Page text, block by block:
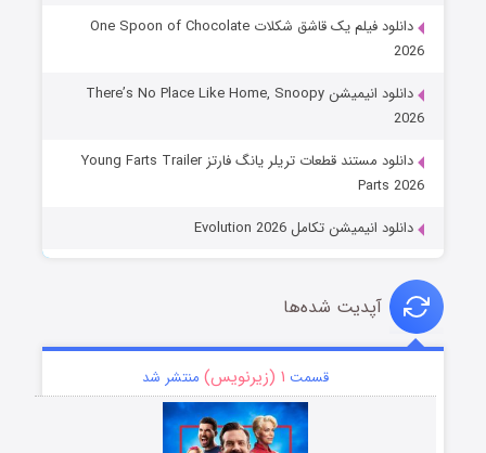
دانلود فیلم یک قاشق شکلات One Spoon of Chocolate
2026
دانلود انیمیشن There’s No Place Like Home, Snoopy
2026
دانلود مستند قطعات تریلر یانگ فارتز Young Farts Trailer
Parts 2026
دانلود انیمیشن تکامل Evolution 2026
آپدیت شده‌ها
قسمت ۱ (زیرنویس) منتشر شد